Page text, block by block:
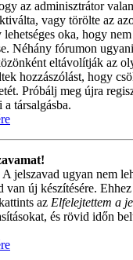
az adminisztrátor
vagy törölte az
oka, hogy
Néhány fórumon
eltávolítják az
hozzászólást, hogy
Próbálj meg újra
társalgásba.
jelszavad ugyan nem
van új készítésére.
az Elfelejtettem a
és rövid időn